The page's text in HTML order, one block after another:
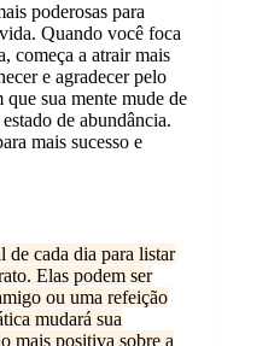
poderosas para
Quando você foca
começa a atrair mais
e agradecer pelo
sua mente mude de
de abundância.
mais sucesso e
de cada dia para listar
Elas podem ser
ou uma refeição
mudará sua
mais positiva sobre a